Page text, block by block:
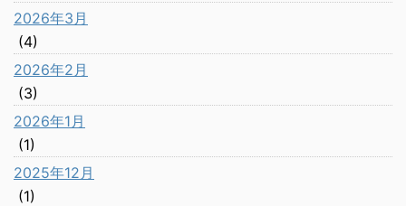
2026年3月
(4)
2026年2月
(3)
2026年1月
(1)
2025年12月
(1)